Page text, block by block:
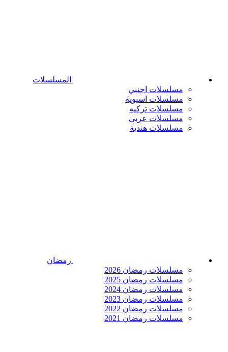
المسلسلات
مسلسلات اجنبي
مسلسلات اسيوية
مسلسلات تركيه
مسلسلات عربي
مسلسلات هندية
رمضان
مسلسلات رمضان 2026
مسلسلات رمضان 2025
مسلسلات رمضان 2024
مسلسلات رمضان 2023
مسلسلات رمضان 2022
مسلسلات رمضان 2021